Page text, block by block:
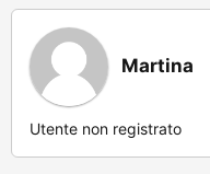
Martina
Utente non registrato